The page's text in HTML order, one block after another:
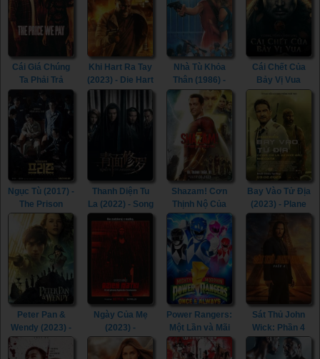
Cái Giá Chúng
Ta Phải Trả
Price We Pay
(2023)
Khi Hart Ra Tay
(2023) - Die Hart
Nhà Tù Khỏa
Thân (1986) -
The Naked
Cage (1986)
Cái Chết Của
Bảy Vị Vua
(2023) - The
Last Kingdom:
Seven Kings
Must Die (2023)
Ngục Tù (2017) -
The Prison
(2017)
Thanh Diện Tu
La (2022) - Song
of the
Assassins
(2022)
Shazam! Cơn
Thịnh Nộ Của
Các Vị Thần
(2023) -
Shazam! Fury of
the Gods (2023)
Bay Vào Tử Địa
(2023) - Plane
Peter Pan &
Wendy (2023) -
Peter Pan &
Wendy (2023)
Ngày Của Mẹ
(2023) -
Mother's Day
(2023)
Power Rangers:
Một Lần và Mãi
Mãi (2023) -
Mighty Morphin
Sát Thủ John
Wick: Phần 4
(2023) - John
Wick: Chapter 4